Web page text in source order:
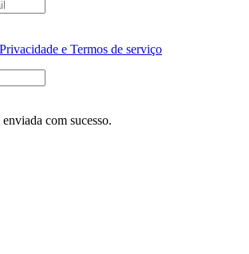
e Termos de serviço
com sucesso.